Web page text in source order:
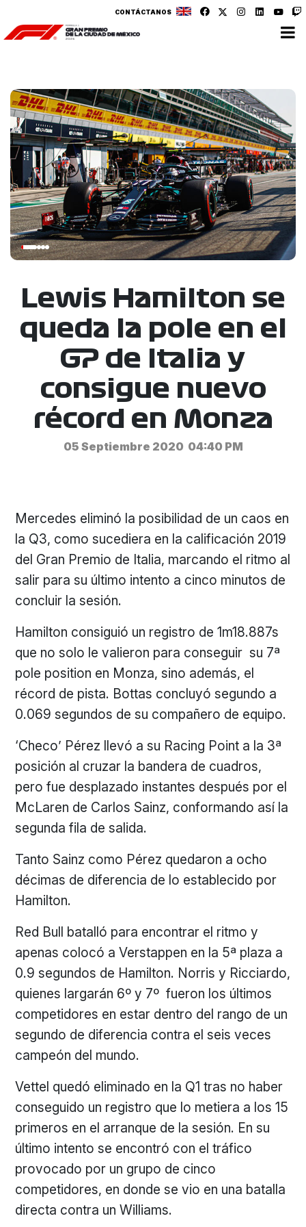
CONTÁCTANOS
Lewis Hamilton se
queda la pole en el
GP de Italia y
consigue nuevo
récord en Monza
05 Septiembre 2020 04:40 PM
Mercedes eliminó la posibilidad de un caos en
la Q3, como sucediera en la calificación 2019
del Gran Premio de Italia, marcando el ritmo al
salir para su último intento a cinco minutos de
concluir la sesión.
Hamilton consiguió un registro de 1m18.887s
que no solo le valieron para conseguir su 7ª
pole position en Monza, sino además, el
récord de pista. Bottas concluyó segundo a
0.069 segundos de su compañero de equipo.
‘Checo’ Pérez llevó a su Racing Point a la 3ª
posición al cruzar la bandera de cuadros,
pero fue desplazado instantes después por el
McLaren de Carlos Sainz, conformando así la
segunda fila de salida.
Tanto Sainz como Pérez quedaron a ocho
décimas de diferencia de lo establecido por
Hamilton.
Red Bull batalló para encontrar el ritmo y
apenas colocó a Verstappen en la 5ª plaza a
0.9 segundos de Hamilton. Norris y Ricciardo,
quienes largarán 6º y 7º fueron los últimos
competidores en estar dentro del rango de un
segundo de diferencia contra el seis veces
campeón del mundo.
Vettel quedó eliminado en la Q1 tras no haber
conseguido un registro que lo metiera a los 15
primeros en el arranque de la sesión. En su
último intento se encontró con el tráfico
provocado por un grupo de cinco
competidores, en donde se vio en una batalla
directa contra un Williams.